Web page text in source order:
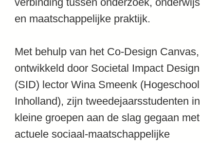
en maatschappelijke praktijk.
Met behulp van het Co-Design Canvas,
ontwikkeld door Societal Impact Design
(SID) lectorWina Smeenk (Hogeschool
Inholland), zijn tweedejaarsstudenten in
kleine groepen aan de slag gegaan met
actuele sociaal-maatschappelijke